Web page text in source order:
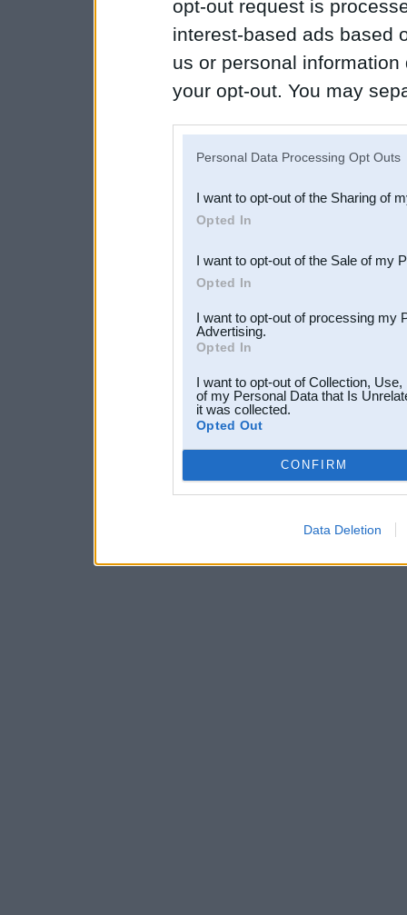
opt-out request is
interest-based ads based
us or personal
your opt-out. You may
Downstream Participants
third parties.
Personal Data Processing Opt Outs
I want to opt-out of the Sharing of
Opted In
I want to opt-out of the Sale of my
Opted In
I want to opt-out of processing my
Advertising.
Opted In
I want to opt-out of Collection,
of my Personal Data that Is
it was collected.
Opted Out
CONFIRM
Data Deletion